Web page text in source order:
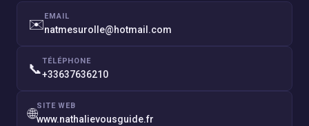
✉️EMAIL
natmesurolle@hotmail.com
📞TÉLÉPHONE
+33637636210
🌐SITE WEB
www.nathalievousguide.fr